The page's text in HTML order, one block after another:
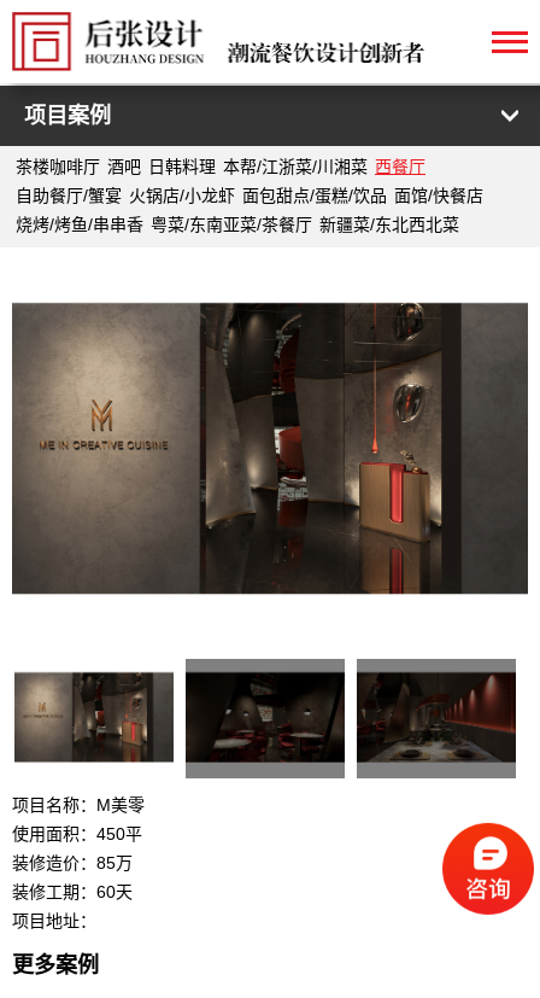
项目案例
茶楼咖啡厅 酒吧 日韩料理 本帮/江浙菜/川湘菜 西餐厅
自助餐厅/蟹宴 火锅店/小龙虾 面包甜点/蛋糕/饮品 面馆/快餐店
烧烤/烤鱼/串串香 粤菜/东南亚菜/茶餐厅 新疆菜/东北西北菜
项目名称：M美零
使用面积：450平
装修造价：85万
装修工期：60天
项目地址：
更多案例